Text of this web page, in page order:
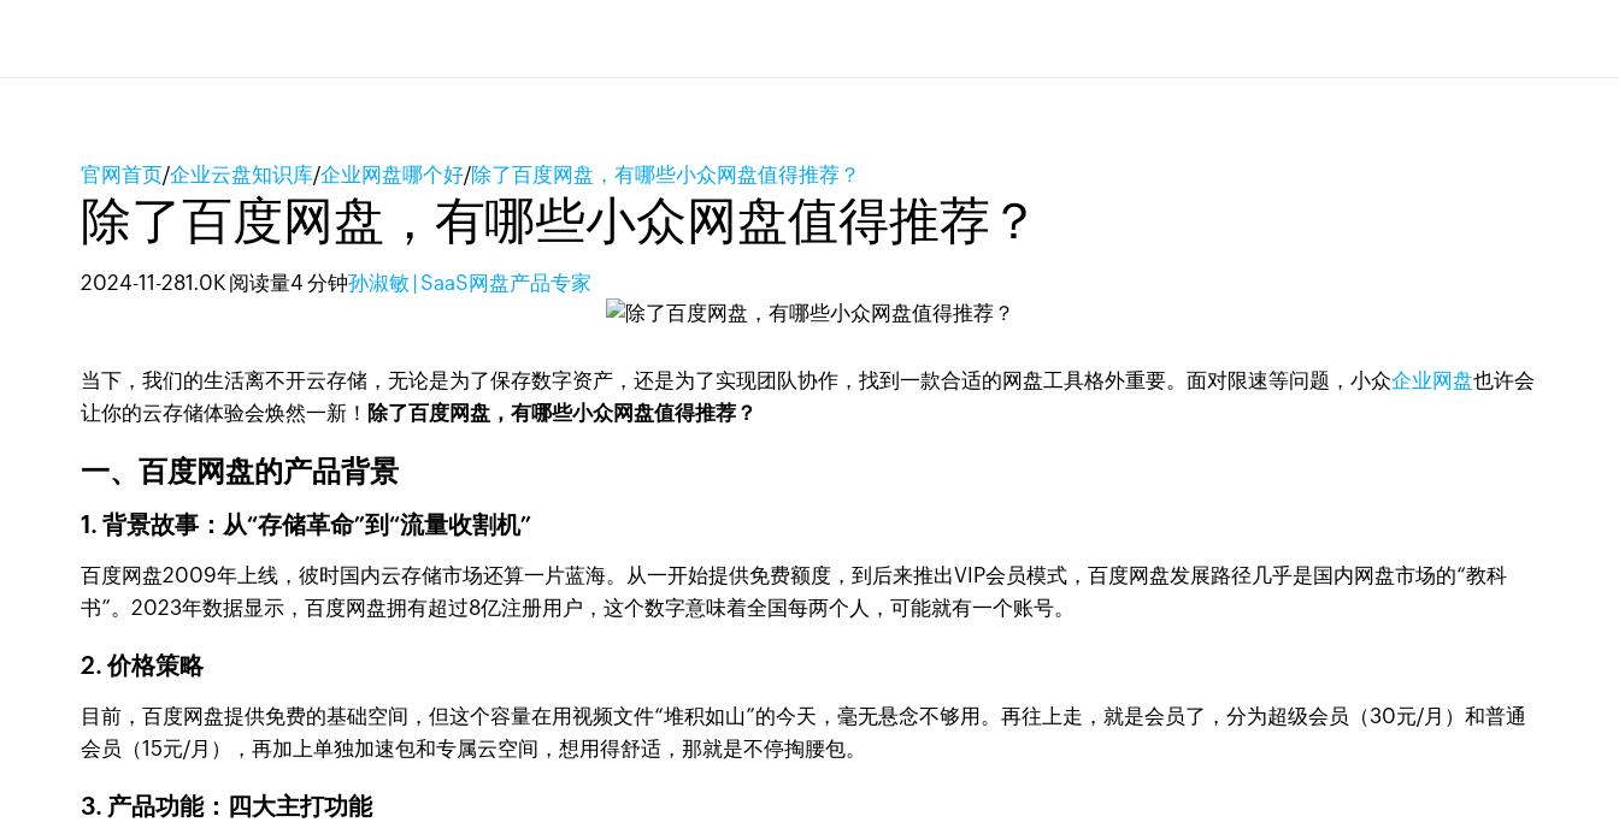
官网首页/企业云盘知识库/企业网盘哪个好/除了百度网盘，有哪些小众网盘值得推荐？
除了百度网盘，有哪些小众网盘值得推荐？
2024-11-281.0K 阅读量4 分钟孙淑敏 | SaaS网盘产品专家
当下，我们的生活离不开云存储，无论是为了保存数字资产，还是为了实现团队协作，找到一款合适的网盘工具格外重要。面对限速等问题，小众企业网盘也许会
让你的云存储体验会焕然一新！ 除了百度网盘，有哪些小众网盘值得推荐？
一、百度网盘的产品背景
1. 背景故事：从“存储革命”到“流量收割机”
百度网盘2009年上线，彼时国内云存储市场还算一片蓝海。从一开始提供免费额度，到后来推出VIP会员模式，百度网盘发展路径几乎是国内网盘市场的“教科
书”。2023年数据显示，百度网盘拥有超过8亿注册用户，这个数字意味着全国每两个人，可能就有一个账号。
2. 价格策略
目前，百度网盘提供免费的基础空间，但这个容量在用视频文件“堆积如山”的今天，毫无悬念不够用。再往上走，就是会员了，分为超级会员（30元/月）和普通
会员（15元/月），再加上单独加速包和专属云空间，想用得舒适，那就是不停掏腰包。
3. 产品功能：四大主打功能